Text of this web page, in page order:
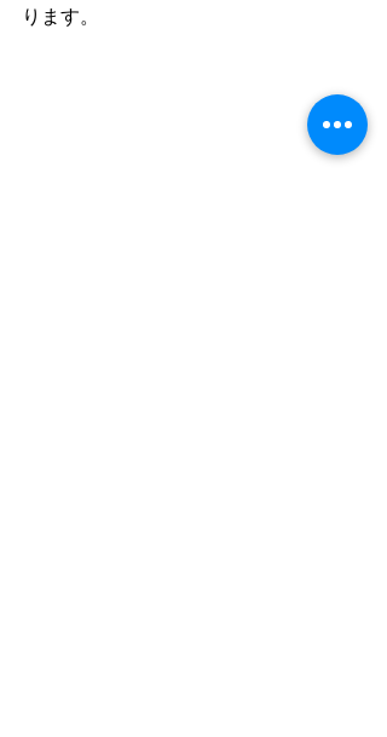
ります。